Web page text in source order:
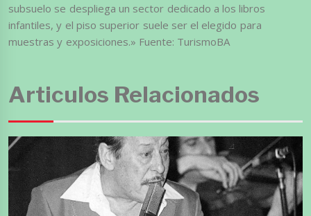
subsuelo se despliega un sector dedicado a los libros
infantiles, y el piso superior suele ser el elegido para
muestras y exposiciones.» Fuente: TurismoBA
Articulos Relacionados